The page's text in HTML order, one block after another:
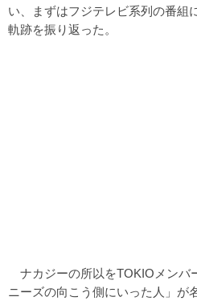
い、まずはフジテレビ系列の番組
軌跡を振り返った。
ナカジーの所以をTOKIOメンバ
ニーズの向こう側にいった人」が